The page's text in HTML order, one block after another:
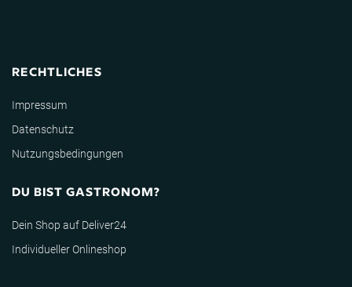
RECHTLICHES
Impressum
Datenschutz
Nutzungsbedingungen
DU BIST GASTRONOM?
Dein Shop auf Deliver24
Individueller Onlineshop